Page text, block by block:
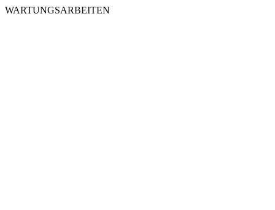
WARTUNGSARBEITEN